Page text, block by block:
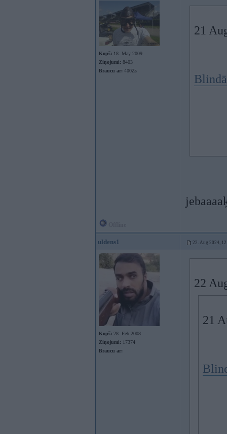
Kopš: 18. May 2009
Ziņojumi: 8403
Braucu ar: 400Zs
21
uldens1 22. Aug 2024,
Kopš: 28. Feb 2008
Ziņojumi: 17374
Braucu ar:
22
21